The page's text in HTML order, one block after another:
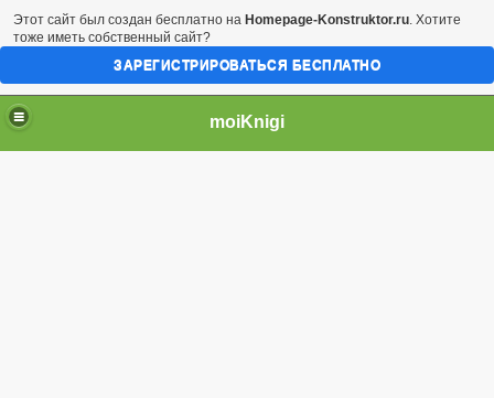
moiKnigi
Этот сайт был создан бесплатно на Homepage-Konstruktor.ru. Хотите
тоже иметь собственный сайт?
ЗАРЕГИСТРИРОВАТЬСЯ БЕСПЛАТНО